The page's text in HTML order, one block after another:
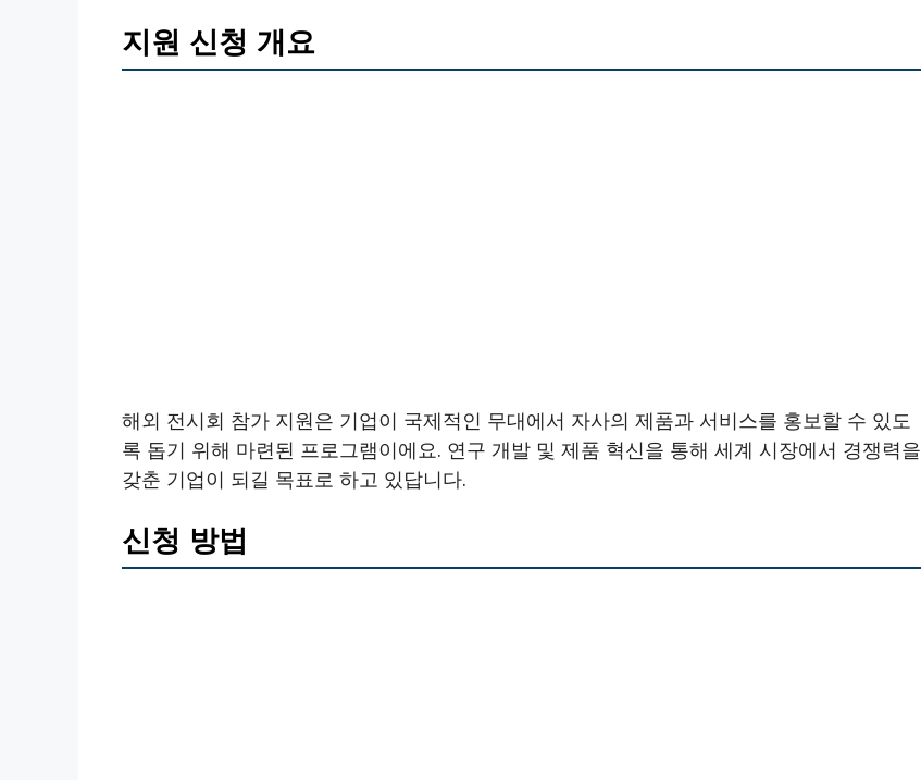
지원 신청 개요
해외 전시회 참가 지원은 기업이 국제적인 무대에서 자사의 제품과 서비스를 홍보할 수 있도
록 돕기 위해 마련된 프로그램이에요. 연구 개발 및 제품 혁신을 통해 세계 시장에서 경쟁력을
갖춘 기업이 되길 목표로 하고 있답니다.
신청 방법